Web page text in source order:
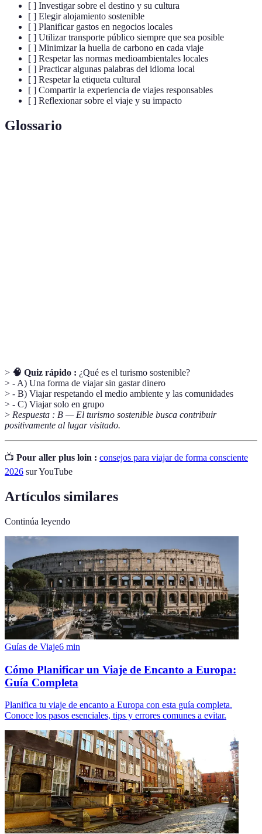
[ ] Investigar sobre el destino y su cultura
[ ] Elegir alojamiento sostenible
[ ] Planificar gastos en negocios locales
[ ] Utilizar transporte público siempre que sea posible
[ ] Minimizar la huella de carbono en cada viaje
[ ] Respetar las normas medioambientales locales
[ ] Practicar algunas palabras del idioma local
[ ] Respetar la etiqueta cultural
[ ] Compartir la experiencia de viajes responsables
[ ] Reflexionar sobre el viaje y su impacto
Glossario
> 🧠 Quiz rápido : ¿Qué es el turismo sostenible?
> - A) Una forma de viajar sin gastar dinero
> - B) Viajar respetando el medio ambiente y las comunidades
> - C) Viajar solo en grupo
> Respuesta : B — El turismo sostenible busca contribuir
positivamente al lugar visitado.
📺 Pour aller plus loin : consejos para viajar de forma consciente
2026 sur YouTube
Artículos similares
Continúa leyendo
Guías de Viaje6 min
Cómo Planificar un Viaje de Encanto a Europa:
Guía Completa
Planifica tu viaje de encanto a Europa con esta guía completa.
Conoce los pasos esenciales, tips y errores comunes a evitar.